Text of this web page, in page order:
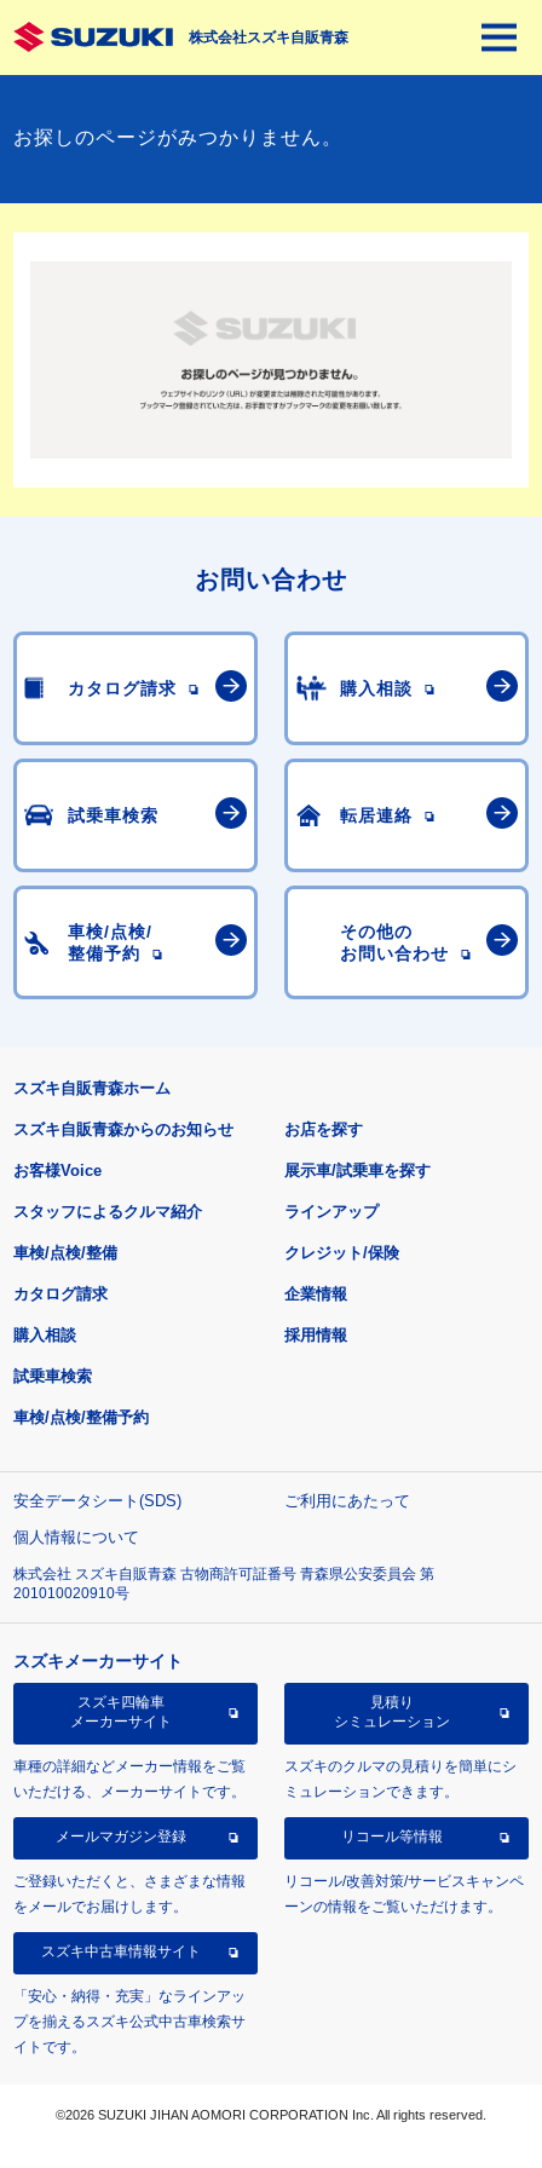
株式会社スズキ自販青森
お探しのページがみつかりません。
お問い合わせ
カタログ請求 購入相談
試乗車検索 転居連絡
車検/点検/
整備予約
その他の
お問い合わせ
スズキ自販青森ホーム
スズキ自販青森からのお知らせ
お客様Voice
スタッフによるクルマ紹介
お店を探す
展示車/試乗車を探す
ラインアップ
車検/点検/整備 クレジット/保険
カタログ請求
購入相談
試乗車検索
車検/点検/整備予約
企業情報
採用情報
安全データシート(SDS)
ご利用にあたって
個人情報について
株式会社 スズキ自販青森 古物商許可証番号 青森県公安委員会 第
201010020910号
スズキメーカーサイト
スズキ四輪車
メーカーサイト
車種の詳細などメーカー情報をご覧
いただける、メーカーサイトです。
見積り
シミュレーション
スズキのクルマの見積りを簡単にシ
ミュレーションできます。
メールマガジン登録
ご登録いただくと、さまざまな情報
をメールでお届けします。
リコール等情報
リコール/改善対策/サービスキャンペ
ーンの情報をご覧いただけます。
スズキ中古車情報サイト
「安心・納得・充実」なラインアッ
プを揃えるスズキ公式中古車検索サ
イトです。
©2026 SUZUKI JIHAN AOMORI CORPORATION Inc. All rights reserved.